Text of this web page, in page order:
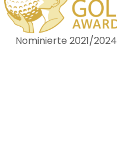
Nominierte 2021/2024